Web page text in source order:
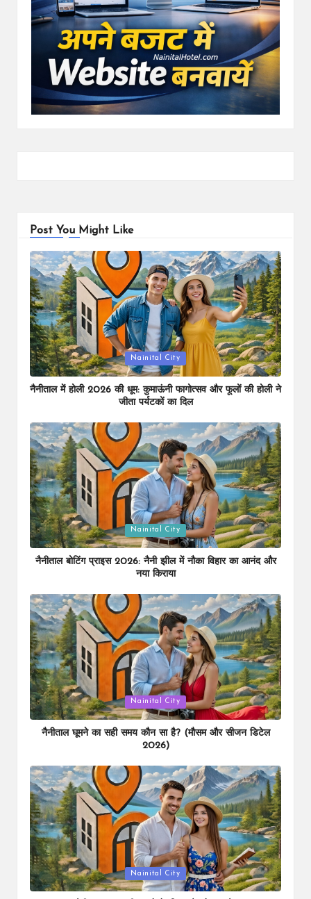
Post You Might Like
Posted
in
Nainital City
नैनीताल में होली 2026 की धूम: कुमाऊंनी फागोत्सव और फूलों की होली ने
जीता पर्यटकों का दिल
Posted
in
Nainital City
नैनीताल बोटिंग प्राइस 2026: नैनी झील में नौका विहार का आनंद और
नया किराया
Posted
in
Nainital City
नैनीताल घूमने का सही समय कौन सा है? (मौसम और सीजन डिटेल
2026)
Posted
in
Nainital City